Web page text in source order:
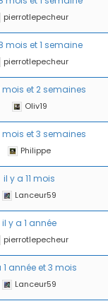
pierrotlepecheur
mois et 1 semaine
pierrotlepecheur
mois et 2 semaines
Oliv19
mois et 3 semaines
Philippe
il y a 11 mois
Lanceur59
il y a 1 année
pierrotlepecheur
1 année et 3 mois
Lanceur59
Mouches